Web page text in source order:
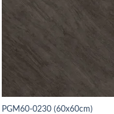
PGM60-0230 (60x60cm)